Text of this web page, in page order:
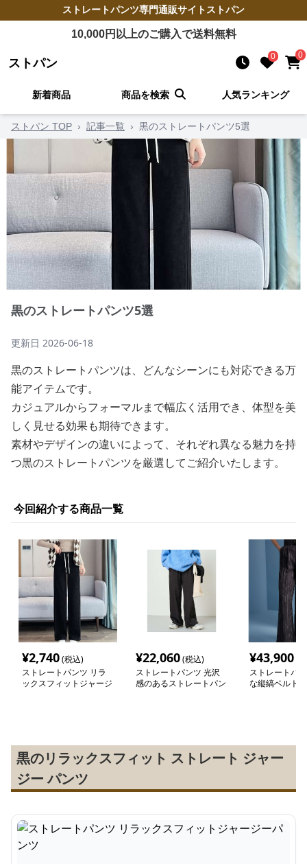
ストレートパンツ専門通販サイト ストパン
10,000円以上のご購入で送料無料
ストパン 0 0
新着商品 商品を検索 人気ランキング
ストパン TOP › 記事一覧 › 黒のストレートパンツ5選
黒のストレートパンツ5選
更新日 2026-06-18
黒のストレートパンツは、どんなシーンにも対応できる万
能アイテムです。
カジュアルからフォーマルまで幅広く活用でき、体型を美
しく見せる効果も期待できます。
素材やデザインの違いによって、それぞれ異なる魅力を持
つ黒のストレートパンツを厳選してご紹介いたします。
今回紹介する商品一覧
¥2,740(税込)
ストレートパンツ リラ
ックスフィットジャージ
¥22,060(税込)
ストレートパンツ 光沢
感のあるストレートパン
¥43,900
ストレートパ
な縦縞ベルト
黒のリラックスフィット ストレート ジャー
ジー パンツ